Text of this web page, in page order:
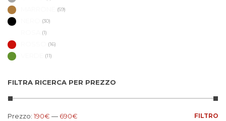
(59)
(30)
(1)
(16)
(11)
FILTRA RICERCA PER PREZZO
Prezzo Min
Prezzo Max FILTRO
Prezzo: 190€ — 690€